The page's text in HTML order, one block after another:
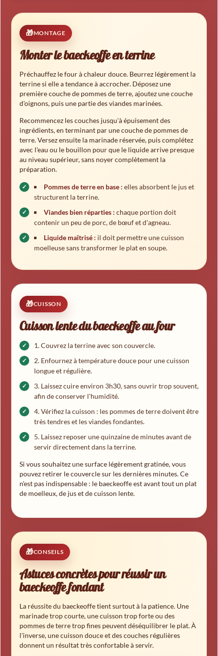
MONTAGE
Monter le baeckeoffe en terrine
Préchauffez le four à chaleur douce. Beurrez légèrement la
terrine si elle a tendance à accrocher. Déposez une
première couche de pommes de terre, ajoutez une couche
d'oignons, puis une partie des viandes marinées.
Recommencez les couches jusqu'à épuisement des
ingrédients, en terminant par une couche de pommes de
terre. Versez ensuite la marinade réservée, puis complétez
avec l'eau ou le bouillon pour que le liquide arrive presque
au niveau supérieur, sans noyer complètement la
préparation.
Pommes de terre en base : elles absorbent le jus et
structurent la terrine.
Viandes bien réparties : chaque portion doit
contenir un peu de porc, de bœuf et d'agneau.
Liquide maîtrisé : il doit permettre une cuisson
moelleuse sans transformer le plat en soupe.
CUISSON
Cuisson lente du baeckeoffe au four
Couvrez la terrine avec son couvercle.
Enfournez à température douce pour une cuisson
longue et régulière.
Laissez cuire environ 3h30, sans ouvrir trop souvent,
afin de conserver l'humidité.
Vérifiez la cuisson : les pommes de terre doivent être
très tendres et les viandes fondantes.
Laissez reposer une quinzaine de minutes avant de
servir directement dans la terrine.
Si vous souhaitez une surface légèrement gratinée, vous
pouvez retirer le couvercle sur les dernières minutes. Ce
n'est pas indispensable : le baeckeoffe est avant tout un plat
de moelleux, de jus et de cuisson lente.
CONSEILS
Astuces concrètes pour réussir un
baeckeoffe fondant
La réussite du baeckeoffe tient surtout à la patience. Une
marinade trop courte, une cuisson trop forte ou des
pommes de terre trop fines peuvent déséquilibrer le plat. À
l'inverse, une cuisson douce et des couches régulières
donnent un résultat très confortable à servir.